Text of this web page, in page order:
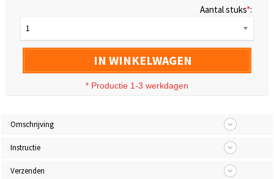
Aantal stuks*:
1
IN WINKELWAGEN
* Productie 1-3 werkdagen
Omschrijving
Instructie
Verzenden